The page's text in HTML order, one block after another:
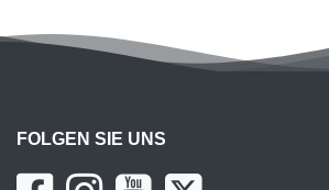
FOLGEN SIE UNS